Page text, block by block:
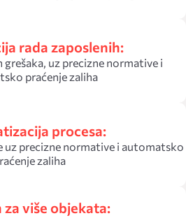
rada zaposlenih:
praćenje zaliha
procesa:
zaliha
za više objekata: